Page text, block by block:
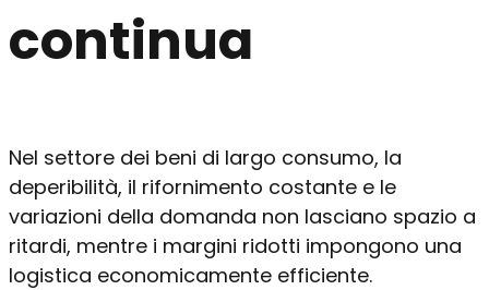
continua
Nel settore dei beni di largo consumo, la
deperibilità, il rifornimento costante e le
variazioni della domanda non lasciano spazio a
ritardi, mentre i margini ridotti impongono una
logistica economicamente efficiente.